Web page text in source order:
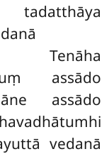
tadatthāya
assādo
assādo
vedanā